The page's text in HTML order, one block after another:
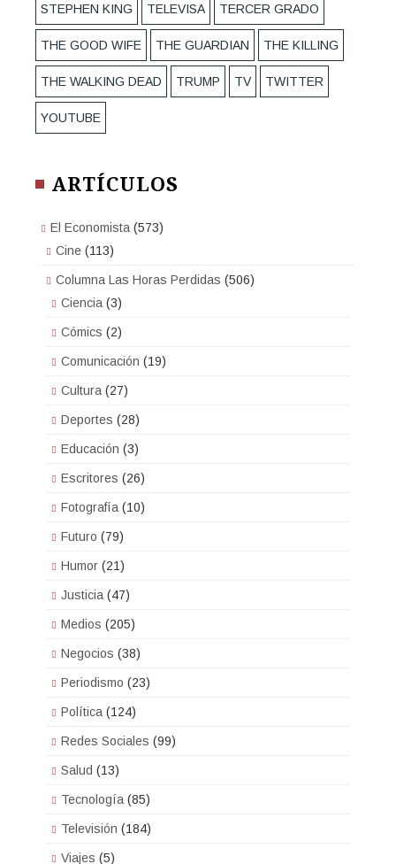
STEPHEN KING TELEVISA TERCER GRADO
THE GOOD WIFE THE GUARDIAN THE KILLING
THE WALKING DEAD TRUMP TV TWITTER
YOUTUBE
ARTÍCULOS
El Economista (573)
Cine (113)
Columna Las Horas Perdidas (506)
Ciencia (3)
Cómics (2)
Comunicación (19)
Cultura (27)
Deportes (28)
Educación (3)
Escritores (26)
Fotografía (10)
Futuro (79)
Humor (21)
Justicia (47)
Medios (205)
Negocios (38)
Periodismo (23)
Política (124)
Redes Sociales (99)
Salud (13)
Tecnología (85)
Televisión (184)
Viajes (5)